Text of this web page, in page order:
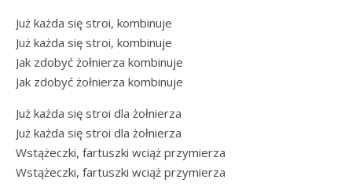
Już każda się stroi, kombinuje
Już każda się stroi, kombinuje
Jak zdobyć żołnierza kombinuje
Jak zdobyć żołnierza kombinuje
Już każda się stroi dla żołnierza
Już każda się stroi dla żołnierza
Wstążeczki, fartuszki wciąż przymierza
Wstążeczki, fartuszki wciąż przymierza